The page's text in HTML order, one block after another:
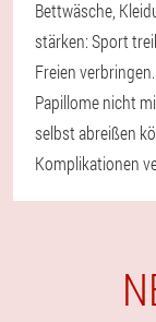
Bettwäsche,
stärken: Sport
Freien
Papillome nicht
selbst abreißen
Komplikationen